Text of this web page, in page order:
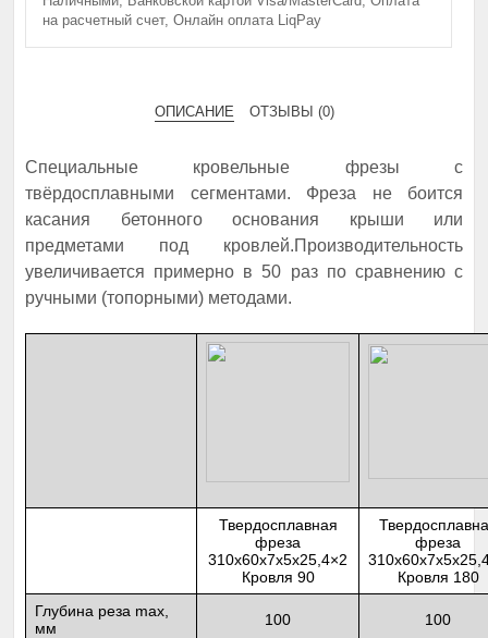
на расчетный счет, Онлайн оплата LiqPay
ОПИСАНИЕ ОТЗЫВЫ (0)
Специальные кровельные фрезы с
твёрдосплавными сегментами. Фреза не боится
касания бетонного основания крыши или
предметами под кровлей.Производительность
увеличивается примерно в 50 раз по сравнению с
ручными (топорными) методами.
Твердосплавная
фреза
310x60x7x5x25,4×2
Кровля 90
фреза
Кровля 180
Глубина реза max,
мм
100 100